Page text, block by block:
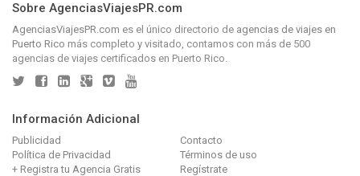
Sobre AgenciasViajesPR.com
AgenciasViajesPR.com es el único directorio de agencias de viajes en
Puerto Rico más completo y visitado, contamos con más de 500
agencias de viajes certificados en Puerto Rico.
Información Adicional
Publicidad
Contacto
Política de Privacidad
Términos de uso
+ Registra tu Agencia Gratis
Regístrate